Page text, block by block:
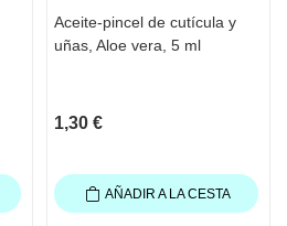
Aceite-pincel de cutícula y
uñas, Aloe vera, 5 ml
1,30 €
AÑADIR A LA CESTA